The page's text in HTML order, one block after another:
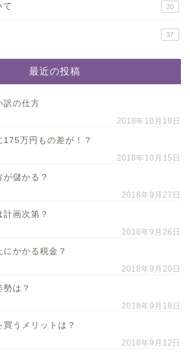
20
37
最近の投稿
訳の仕方
2018年10月19日
175万円もの差が！？
2018年10月15日
儲かる？
2018年9月27日
画次第？
2018年9月26日
かかる税金？
2018年9月20日
勢は？
2018年9月18日
うメリットは？
2018年9月12日